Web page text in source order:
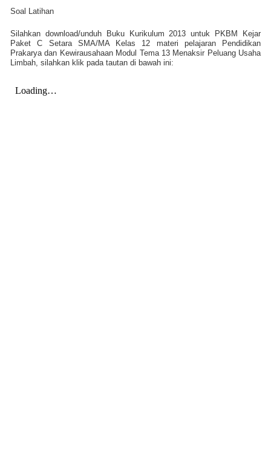
Soal Latihan
Silahkan download/unduh Buku Kurikulum 2013 untuk PKBM Kejar
Paket C Setara SMA/MA Kelas 12 materi pelajaran Pendidikan
Prakarya dan Kewirausahaan Modul Tema 13 Menaksir Peluang Usaha
Limbah, silahkan klik pada tautan di bawah ini: